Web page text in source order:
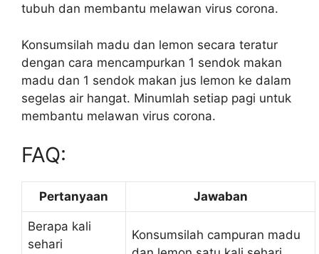
tubuh dan membantu melawan virus corona.
Konsumsilah madu dan lemon secara teratur
dengan cara mencampurkan 1 sendok makan
madu dan 1 sendok makan jus lemon ke dalam
segelas air hangat. Minumlah setiap pagi untuk
membantu melawan virus corona.
FAQ:
Pertanyaan Jawaban
Berapa kali
sehari
Konsumsilah campuran madu